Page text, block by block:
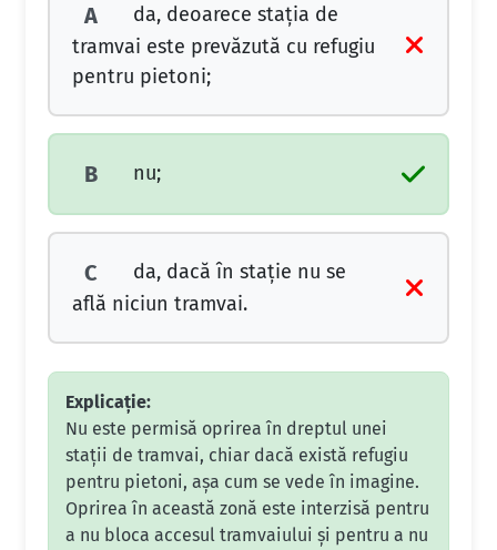
A
da, deoarece staţia de
tramvai este prevăzută cu refugiu
pentru pietoni;
B nu;
C
da, dacă în staţie nu se
află niciun tramvai.
Explicație:
Nu este permisă oprirea în dreptul unei
stații de tramvai, chiar dacă există refugiu
pentru pietoni, așa cum se vede în imagine.
Oprirea în această zonă este interzisă pentru
a nu bloca accesul tramvaiului și pentru a nu